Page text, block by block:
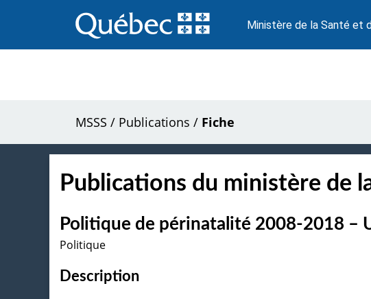
au
contenu
Ministère de la Santé et
MSSS / Publications / Fiche
Publications du ministère de
Politique de périnatalité 2008-2018 –
Politique
Description